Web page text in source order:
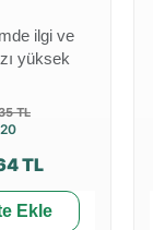
ilgi ve
yüksek
TL
TL
Ekle